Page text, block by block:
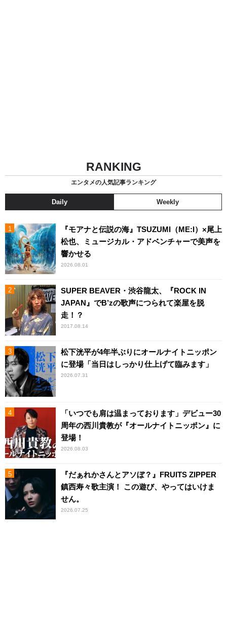
RANKING
エンタメの人気記事ランキング
Daily Weekly
『モアナと伝説の海』TSUZUMI（ME:I）×尾上
松也、ミュージカル・アドベンチャーで美声を
響かせる
2026.08.01
SUPER BEAVER・渋谷龍太、『ROCK IN
JAPAN』でB’zの歌声につられて楽屋を脱
走！？
2017.08.14
松下洸平が4年半ぶりにオールナイトニッポン
に登場「当日はしっかり仕上げて臨みます」
2026.07.31
「いつでも肩は温まっております」デビュー30
周年の西川貴教が『オールナイトニッポン』に
登場！
2026.08.03
『だぁれかさんとアソぼ？』FRUITS ZIPPER
鎮西寿々歌主演！ この遊び、やってはいけま
せん。
2026.07.25